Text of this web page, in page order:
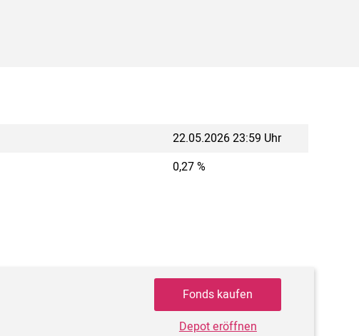
22.05.2026 23:59 Uhr
0,27 %
Fonds kaufen
Depot eröffnen